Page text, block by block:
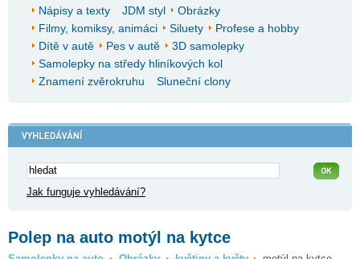
Nápisy a texty
JDM styl
Obrázky
Filmy, komiksy, animáci
Siluety
Profese a hobby
Dítě v autě
Pes v autě
3D samolepky
Samolepky na středy hliníkových kol
Znamení zvěrokruhu
Sluneční clony
Jak funguje vyhledávání?
Polep na auto motýl na kytce